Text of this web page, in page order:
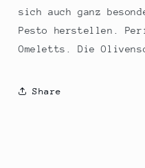
sich auch ganz
Pesto herstellen.
Omeletts. Die
Share